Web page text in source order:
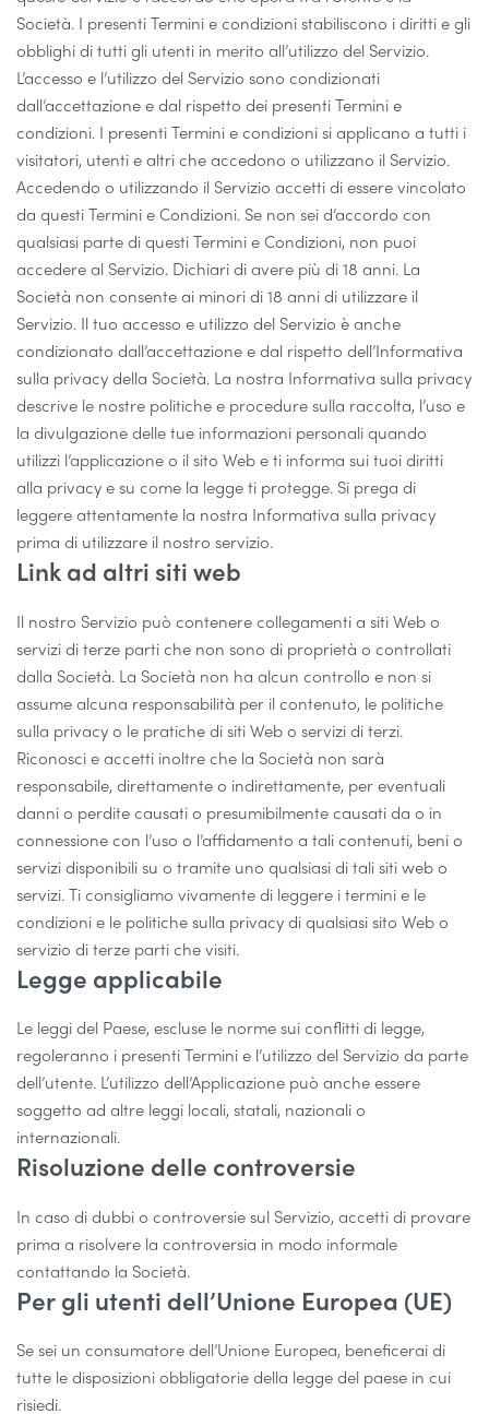
Società. I presenti Termini e condizioni stabiliscono i diritti e gli
obblighi di tutti gli utenti in merito all’utilizzo del Servizio.
L’accesso e l’utilizzo del Servizio sono condizionati
dall’accettazione e dal rispetto dei presenti Termini e
condizioni. I presenti Termini e condizioni si applicano a tutti i
visitatori, utenti e altri che accedono o utilizzano il Servizio.
Accedendo o utilizzando il Servizio accetti di essere vincolato
da questi Termini e Condizioni. Se non sei d’accordo con
qualsiasi parte di questi Termini e Condizioni, non puoi
accedere al Servizio. Dichiari di avere più di 18 anni. La
Società non consente ai minori di 18 anni di utilizzare il
Servizio. Il tuo accesso e utilizzo del Servizio è anche
condizionato dall’accettazione e dal rispetto dell’Informativa
sulla privacy della Società. La nostra Informativa sulla privacy
descrive le nostre politiche e procedure sulla raccolta, l’uso e
la divulgazione delle tue informazioni personali quando
utilizzi l’applicazione o il sito Web e ti informa sui tuoi diritti
alla privacy e su come la legge ti protegge. Si prega di
leggere attentamente la nostra Informativa sulla privacy
prima di utilizzare il nostro servizio.
Link ad altri siti web
Il nostro Servizio può contenere collegamenti a siti Web o
servizi di terze parti che non sono di proprietà o controllati
dalla Società. La Società non ha alcun controllo e non si
assume alcuna responsabilità per il contenuto, le politiche
sulla privacy o le pratiche di siti Web o servizi di terzi.
Riconosci e accetti inoltre che la Società non sarà
responsabile, direttamente o indirettamente, per eventuali
danni o perdite causati o presumibilmente causati da o in
connessione con l’uso o l’affidamento a tali contenuti, beni o
servizi disponibili su o tramite uno qualsiasi di tali siti web o
servizi. Ti consigliamo vivamente di leggere i termini e le
condizioni e le politiche sulla privacy di qualsiasi sito Web o
servizio di terze parti che visiti.
Legge applicabile
Le leggi del Paese, escluse le norme sui conflitti di legge,
regoleranno i presenti Termini e l’utilizzo del Servizio da parte
dell’utente. L’utilizzo dell’Applicazione può anche essere
soggetto ad altre leggi locali, statali, nazionali o
internazionali.
Risoluzione delle controversie
In caso di dubbi o controversie sul Servizio, accetti di provare
prima a risolvere la controversia in modo informale
contattando la Società.
Per gli utenti dell’Unione Europea (UE)
Se sei un consumatore dell’Unione Europea, beneficerai di
tutte le disposizioni obbligatorie della legge del paese in cui
risiedi.